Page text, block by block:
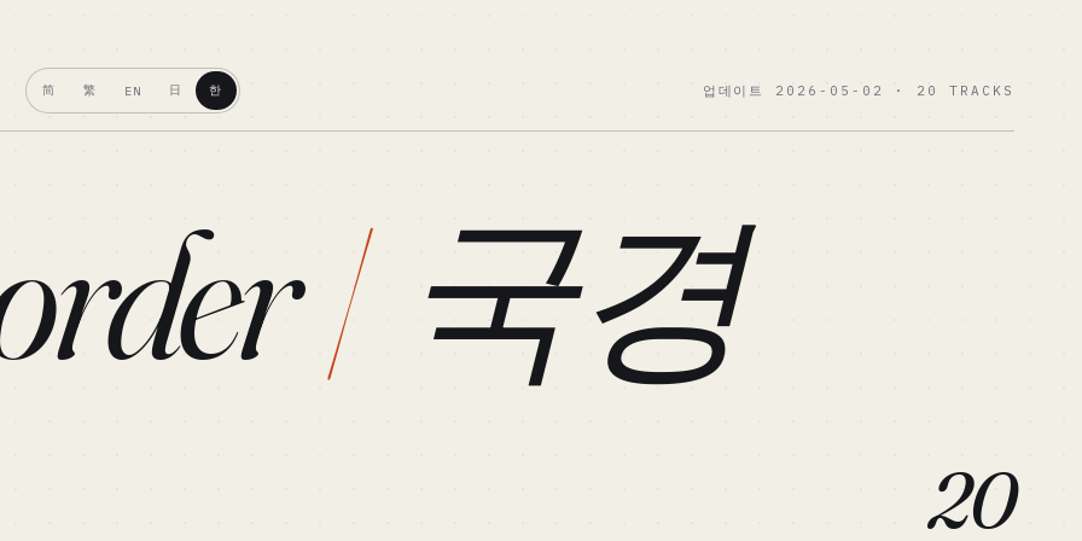
简 繁 EN 日 한 업데이트 2026-05-02 · 20 TRACKS
/ 국경
20